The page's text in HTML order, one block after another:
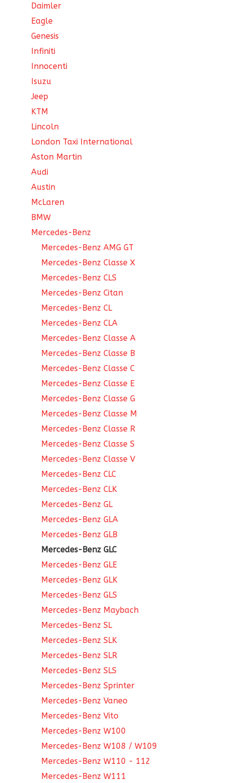
Daimler
Eagle
Genesis
Infiniti
Innocenti
Isuzu
Jeep
KTM
Lincoln
London Taxi International
Aston Martin
Audi
Austin
McLaren
BMW
Mercedes-Benz
Mercedes-Benz AMG GT
Mercedes-Benz Classe X
Mercedes-Benz CLS
Mercedes-Benz Citan
Mercedes-Benz CL
Mercedes-Benz CLA
Mercedes-Benz Classe A
Mercedes-Benz Classe B
Mercedes-Benz Classe C
Mercedes-Benz Classe E
Mercedes-Benz Classe G
Mercedes-Benz Classe M
Mercedes-Benz Classe R
Mercedes-Benz Classe S
Mercedes-Benz Classe V
Mercedes-Benz CLC
Mercedes-Benz CLK
Mercedes-Benz GL
Mercedes-Benz GLA
Mercedes-Benz GLB
Mercedes-Benz GLC
Mercedes-Benz GLE
Mercedes-Benz GLK
Mercedes-Benz GLS
Mercedes-Benz Maybach
Mercedes-Benz SL
Mercedes-Benz SLK
Mercedes-Benz SLR
Mercedes-Benz SLS
Mercedes-Benz Sprinter
Mercedes-Benz Vaneo
Mercedes-Benz Vito
Mercedes-Benz W100
Mercedes-Benz W108 / W109
Mercedes-Benz W110 - 112
Mercedes-Benz W111